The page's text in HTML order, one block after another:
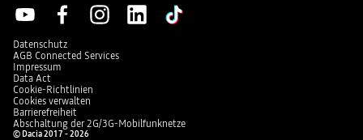
Datenschutz
AGB Connected Services
Impressum
Data Act
Cookie-Richtlinien
Cookies verwalten
Barrierefreiheit
Abschaltung der 2G/3G-Mobilfunknetze
© Dacia 2017 - 2026